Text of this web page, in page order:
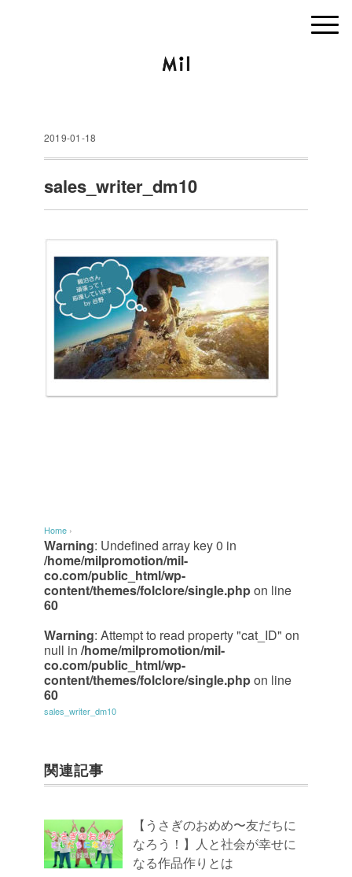
2019-01-18
sales_writer_dm10
Home ›
Warning: Undefined array key 0 in
/home/milpromotion/mil-
co.com/public_html/wp-
content/themes/folclore/single.phpon line
60
Warning: Attempt to read property "cat_ID" on
null in /home/milpromotion/mil-
co.com/public_html/wp-
content/themes/folclore/single.phpon line
60
sales_writer_dm10
関連記事
【うさぎのおめめ〜友だちに
なろう！】人と社会が幸せに
なる作品作りとは